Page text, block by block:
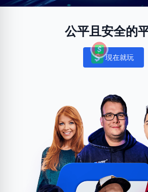
公平且安全的
Notifications
現在就玩